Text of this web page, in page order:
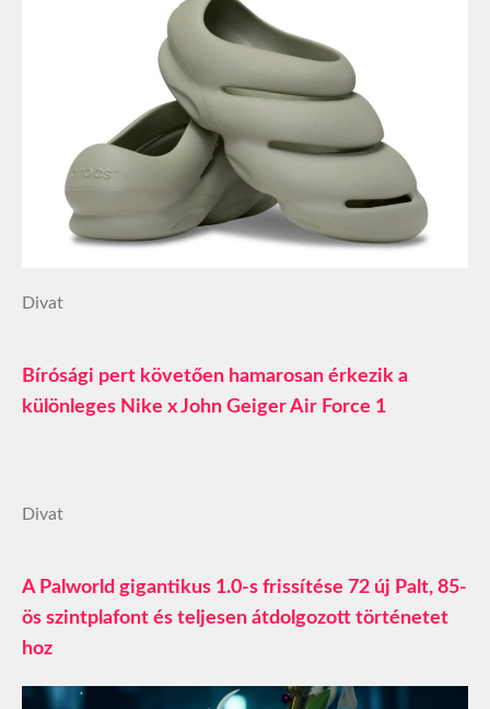
Divat
Bírósági pert követően hamarosan érkezik a
különleges Nike x John Geiger Air Force 1
Divat
A Palworld gigantikus 1.0-s frissítése 72 új Palt, 85-
ös szintplafont és teljesen átdolgozott történetet
hoz